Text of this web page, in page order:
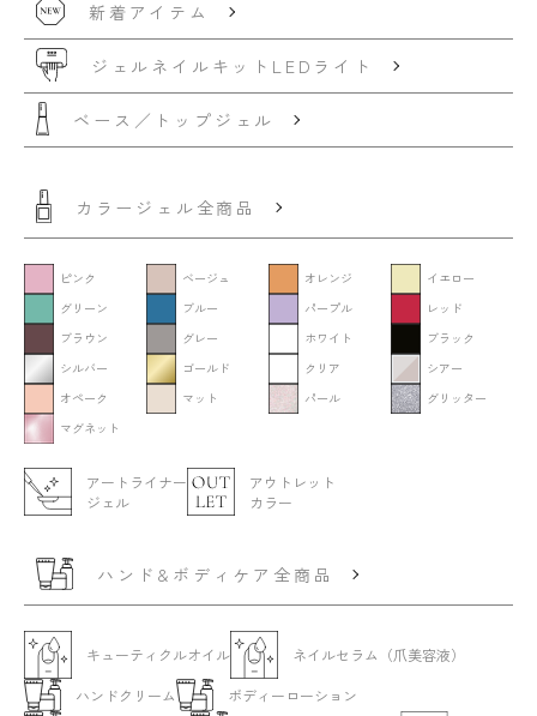
新着アイテム
ジェルネイルキット LEDライト
ベース／トップジェル
カラージェル全商品
ピンク ベージュ オレンジ
イエロー
グリーン
ブルー パープル
レッド
ブラウン
グレー ホワイト
ブラック
シルバー
ゴールド クリア
シアー
オペーク
マット パール
グリッター
マグネット
アートライナー
ジェル
アウトレット
カラー
ハンド&ボディケア全商品
キューティクルオイル
ネイルセラム（爪美容液）
ハンドクリーム
ボディーローション